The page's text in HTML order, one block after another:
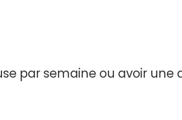
par semaine ou avoir